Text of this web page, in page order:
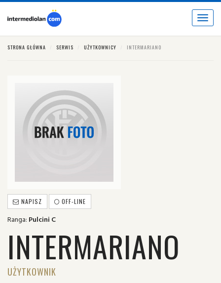
Toggle
STRONA GŁÓWNA SERWIS UŻYTKOWNICY INTERMARIANO
NAPISZ OFF-LINE
Ranga: Pulcini C
INTERMARIANO
UŻYTKOWNIK